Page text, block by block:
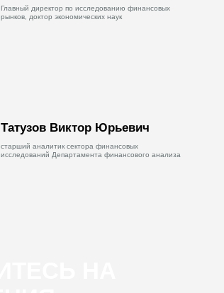
Главный директор по исследованию финансовых
рынков, доктор экономических наук
Татузов Виктор Юрьевич
старший аналитик сектора финансовых
исследований Департамента финансового анализа